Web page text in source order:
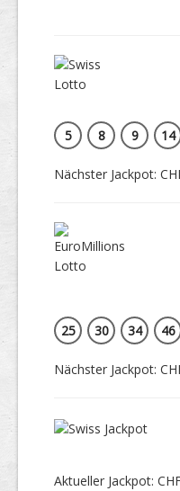
5
8 9 14
Nächster Jackpot:
25
30 34 46
Nächster Jackpot:
Aktueller Jackpot: